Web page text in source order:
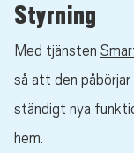
Styrning
Med tjänsten
så att den påbörjar
ständigt nya
hem.